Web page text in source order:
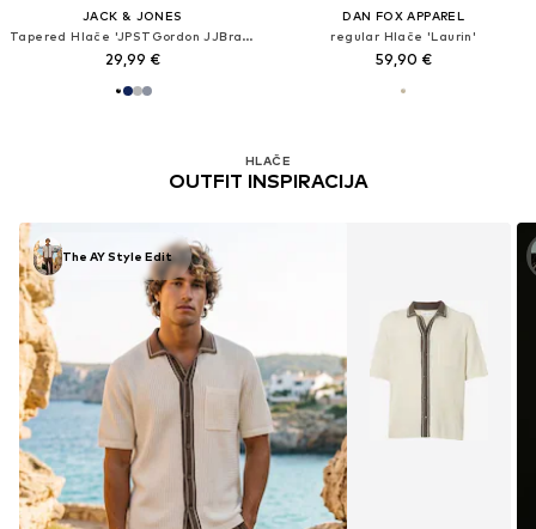
JACK & JONES
Tapered Hlače 'JPSTGordon JJBradley'
29,99 €
DAN FOX APPAREL
regular Hlače 'Laurin'
59,90 €
HLAČE
OUTFIT INSPIRACIJA
The AY Style Edit